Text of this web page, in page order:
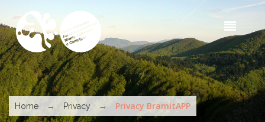
Tu sei qui
Home → Privacy → Privacy BramitAPP